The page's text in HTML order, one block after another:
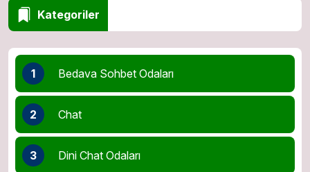
Kategoriler
1 Bedava Sohbet Odaları
2 Chat
3 Dini Chat Odaları